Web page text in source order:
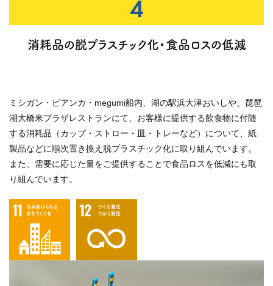
4
消耗品の脱プラスチック化・食品ロスの低減
ミシガン・ビアンカ・megumi船内、湖の駅浜大津おいしや、琵琶
湖大橋米プラザレストランにて、お客様に提供する飲食物に付随
する消耗品（カップ・ストロー・皿・トレーなど）について、紙
製品などに順次置き換え脱プラスチック化に取り組んでいます。
また、需要に応じた量をご提供することで食品ロスを低減にも取
り組んでいます。